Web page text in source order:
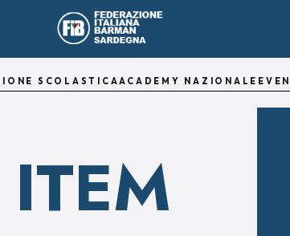
SCOLASTICAACADEMY NAZIONALE